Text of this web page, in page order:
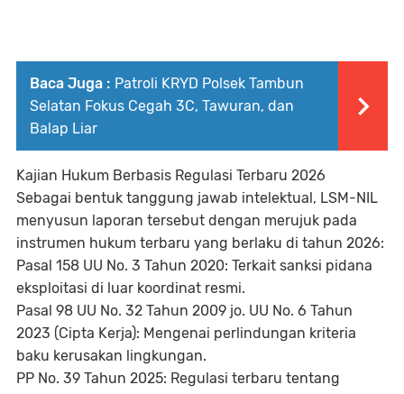
Baca Juga : Patroli KRYD Polsek Tambun
Selatan Fokus Cegah 3C, Tawuran, dan
Balap Liar
Kajian Hukum Berbasis Regulasi Terbaru 2026
Sebagai bentuk tanggung jawab intelektual, LSM-NIL
menyusun laporan tersebut dengan merujuk pada
instrumen hukum terbaru yang berlaku di tahun 2026:
Pasal 158 UU No. 3 Tahun 2020: Terkait sanksi pidana
eksploitasi di luar koordinat resmi.
Pasal 98 UU No. 32 Tahun 2009 jo. UU No. 6 Tahun
2023 (Cipta Kerja): Mengenai perlindungan kriteria
baku kerusakan lingkungan.
PP No. 39 Tahun 2025: Regulasi terbaru tentang